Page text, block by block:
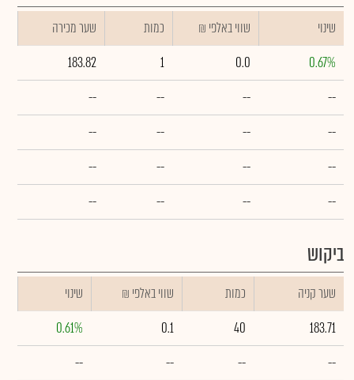
שינוי ₪ שווי באלפי כמות
שער מכירה
0.67%
0.0
1
183.82
--
--
--
--
--
--
--
--
--
--
--
--
--
--
--
--
ביקוש
שער קניה כמות ₪ שווי באלפי
שינוי
183.71
40
0.1
0.61%
--
--
--
--